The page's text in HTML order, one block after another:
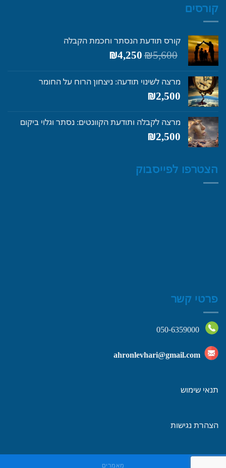
קורסים
קורס תודעת הנסתר וחכמת הקבלה
₪5,600
המחיר
המקורי
₪5,600.
₪4,250
₪4,250.
מרצה לשינוי תודעה: ניצחון הרוח על החומר
₪2,500
מרצה לקבלה ותודעת הקוונטים: נסתר וגלוי ביקום
₪2,500
הצטרפו לפייסבוק
פרטי קשר
050-6359000
ahronlevhari@gmail.com
תנאי שימוש
הצהרת נגישות
מאמרים